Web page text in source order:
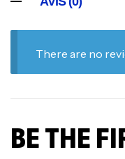
There are no
BE THE